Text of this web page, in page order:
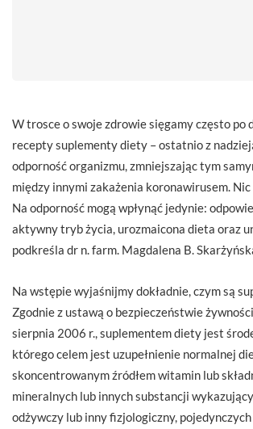
W trosce o swoje zdrowie sięgamy często po
recepty suplementy diety – ostatnio z
odporność organizmu, zmniejszając tym
między innymi zakażenia koronawirusem. Nic
Na odporność mogą wpłynąć jedynie:
aktywny tryb życia, urozmaicona dieta oraz
podkreśla dr n. farm. Magdalena B.
Na wstępie wyjaśnijmy dokładnie, czym są
Zgodnie z ustawą o bezpieczeństwie
sierpnia 2006 r., suplementem diety jest
którego celem jest uzupełnienie normalnej
skoncentrowanym źródłem witamin lub
mineralnych lub innych substancji
odżywczy lub inny fizjologiczny, pojedynczych